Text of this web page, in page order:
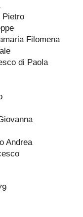
Filomena
di Paola
Andrea